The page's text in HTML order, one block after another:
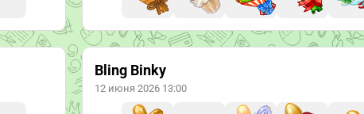
Bling Binky
12 июня 2026 13:00